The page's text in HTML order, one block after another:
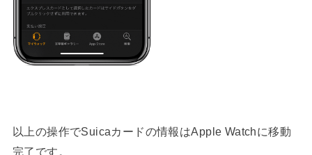
以上の操作でSuicaカードの情報はApple Watchに移動
完了です。